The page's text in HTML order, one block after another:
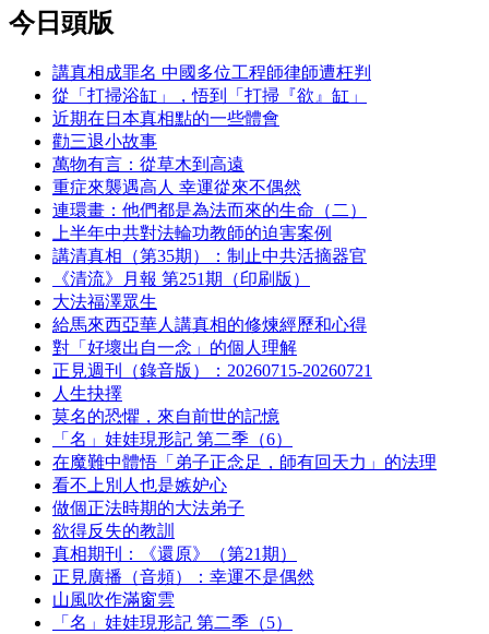
今日頭版
講真相成罪名 中國多位工程師律師遭枉判
從「打掃浴缸」，悟到「打掃『欲』缸」
近期在日本真相點的一些體會
勸三退小故事
萬物有言：從草木到高遠
重症來襲遇高人 幸運從來不偶然
連環畫：他們都是為法而來的生命（二）
上半年中共對法輪功教師的迫害案例
講清真相（第35期）：制止中共活摘器官
《清流》月報 第251期（印刷版）
大法福澤眾生
給馬來西亞華人講真相的修煉經歷和心得
對「好壞出自一念」的個人理解
正見週刊（錄音版）：20260715-20260721
人生抉擇
莫名的恐懼，來自前世的記憶
「名」娃娃現形記 第二季（6）
在魔難中體悟「弟子正念足，師有回天力」的法理
看不上別人也是嫉妒心
做個正法時期的大法弟子
欲得反失的教訓
真相期刊：《還原》（第21期）
正見廣播（音頻）：幸運不是偶然
山風吹作滿窗雲
「名」娃娃現形記 第二季（5）